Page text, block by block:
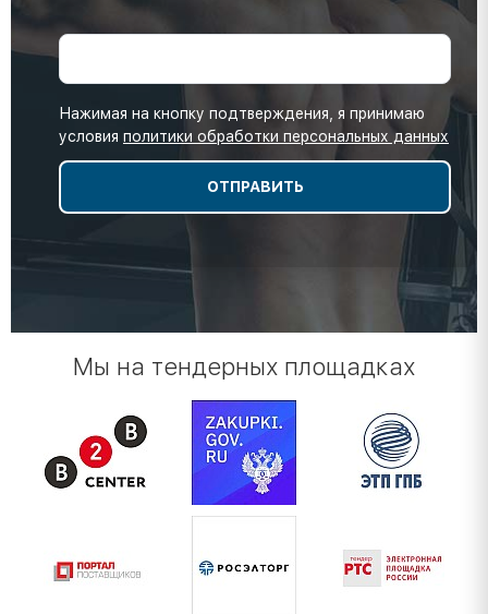
Нажимая на кнопку подтверждения, я принимаю
условия политики обработки персональных данных
Мы на тендерных площадках